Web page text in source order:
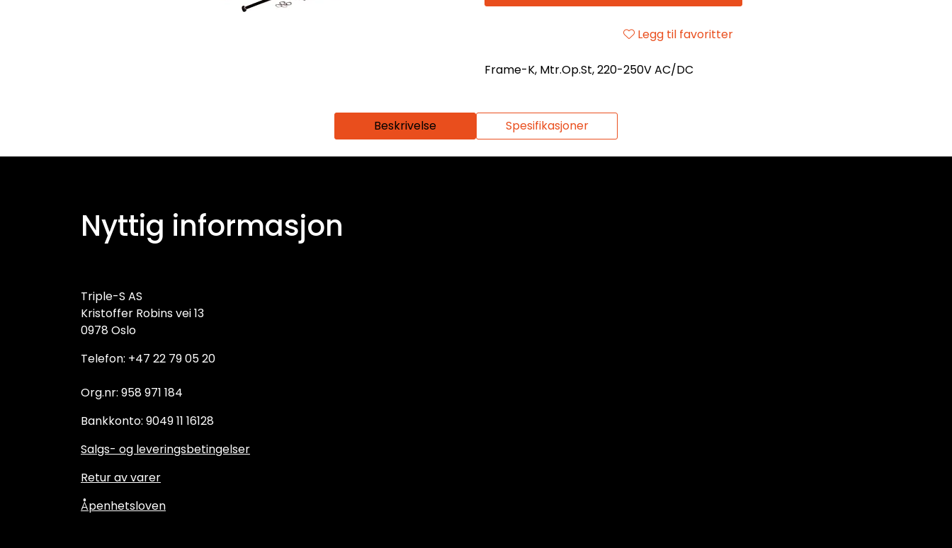
Legg til favoritter
Frame-K, Mtr.Op.St, 220-250V AC/DC
Beskrivelse Spesifikasjoner
Nyttig informasjon
Triple-S AS
Kristoffer Robins vei 13
0978 Oslo
Telefon: +47 22 79 05 20
Org.nr: 958 971 184
Bankkonto: 9049 11 16128
Salgs- og leveringsbetingelser
Retur av varer
Åpenhetsloven